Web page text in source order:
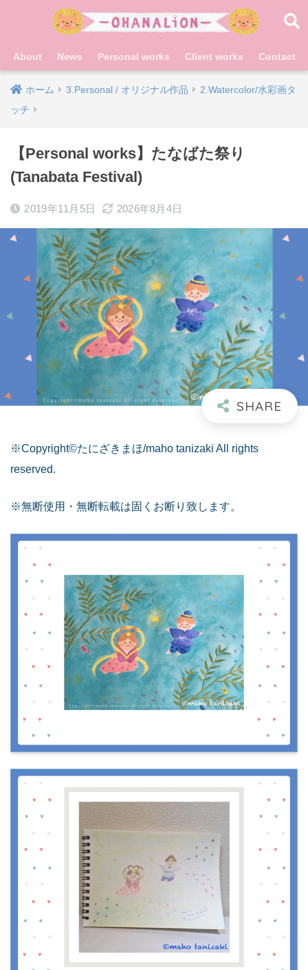
About News Personal works Client works Contact
ホーム 3.Personal / オリジナル作品
2.Watercolor/水彩画タ
ッチ
【Personal works】たなばた祭り
(Tanabata Festival)
2019年11月5日 2026年8月4日
※Copyright©たにざきまほ/maho tanizaki All rights
reserved.
※無断使用・無断転載は固くお断り致します。